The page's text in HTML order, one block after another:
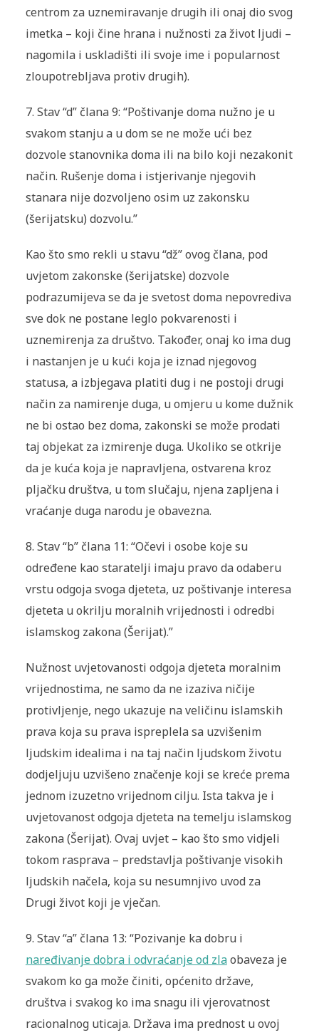
centrom za uznemiravanje drugih ili onaj dio svog
imetka – koji čine hrana i nužnosti za život ljudi –
nagomila i uskladišti ili svoje ime i popularnost
zloupotrebljava protiv drugih).
7. Stav “d” člana 9: “Poštivanje doma nužno je u
svakom stanju a u dom se ne može ući bez
dozvole stanovnika doma ili na bilo koji nezakonit
način. Rušenje doma i istjerivanje njegovih
stanara nije dozvoljeno osim uz zakonsku
(šerijatsku) dozvolu.”
Kao što smo rekli u stavu “dž” ovog člana, pod
uvjetom zakonske (šerijatske) dozvole
podrazumijeva se da je svetost doma nepovrediva
sve dok ne postane leglo pokvarenosti i
uznemirenja za društvo. Također, onaj ko ima dug
i nastanjen je u kući koja je iznad njegovog
statusa, a izbjegava platiti dug i ne postoji drugi
način za namirenje duga, u omjeru u kome dužnik
ne bi ostao bez doma, zakonski se može prodati
taj objekat za izmirenje duga. Ukoliko se otkrije
da je kuća koja je napravljena, ostvarena kroz
pljačku društva, u tom slučaju, njena zapljena i
vraćanje duga narodu je obavezna.
8. Stav “b” člana 11: “Očevi i osobe koje su
određene kao staratelji imaju pravo da odaberu
vrstu odgoja svoga djeteta, uz poštivanje interesa
djeteta u okrilju moralnih vrijednosti i odredbi
islamskog zakona (Šerijat).”
Nužnost uvjetovanosti odgoja djeteta moralnim
vrijednostima, ne samo da ne izaziva ničije
protivljenje, nego ukazuje na veličinu islamskih
prava koja su prava ispreplela sa uzvišenim
ljudskim idealima i na taj način ljudskom životu
dodjeljuju uzvišeno značenje koji se kreće prema
jednom izuzetno vrijednom cilju. Ista takva je i
uvjetovanost odgoja djeteta na temelju islamskog
zakona (Šerijat). Ovaj uvjet – kao što smo vidjeli
tokom rasprava – predstavlja poštivanje visokih
ljudskih načela, koja su nesumnjivo uvod za
Drugi život koji je vječan.
9. Stav “a” člana 13: “Pozivanje ka dobru i
naređivanje dobra i odvraćanje od zlaobaveza je
svakom ko ga može činiti, općenito države,
društva i svakog ko ima snagu ili vjerovatnost
racionalnog uticaja. Država ima prednost u ovoj